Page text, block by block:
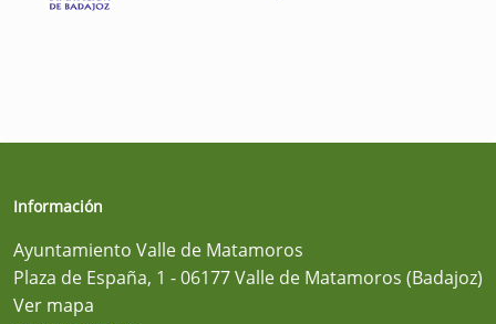
Información
Ayuntamiento Valle de Matamoros
Plaza de España, 1 - 06177 Valle de Matamoros (Badajoz)
Ver mapa